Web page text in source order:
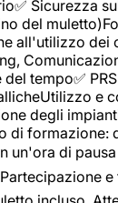
Sicurezza
del
all'utilizzo dei
tempo✅
e
degli
di formazione:
un'ora di